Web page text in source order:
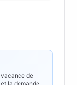
de
la demande